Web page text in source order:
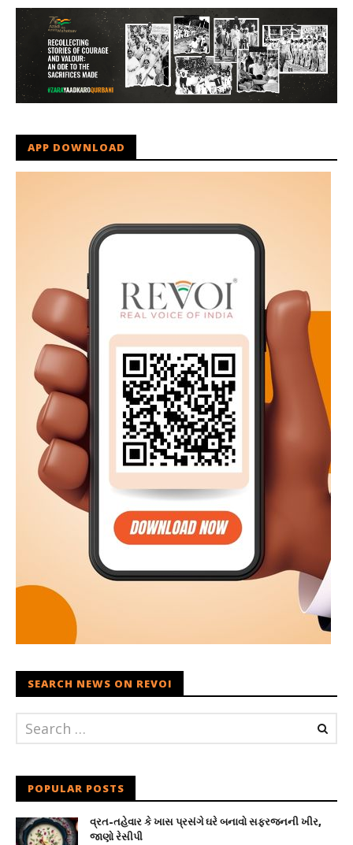
APP DOWNLOAD
SEARCH NEWS ON REVOI
POPULAR POSTS
વ્રત-તહેવાર કે ખાસ પ્રસંગે ઘરે બનાવો સફરજનની ખીર,
જાણો રેસીપી